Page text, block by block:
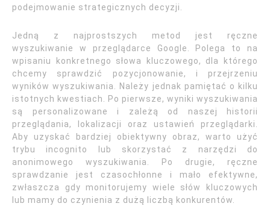
podejmowanie strategicznych decyzji.
Jedną z najprostszych metod jest ręczne
wyszukiwanie w przeglądarce Google. Polega to na
wpisaniu konkretnego słowa kluczowego, dla którego
chcemy sprawdzić pozycjonowanie, i przejrzeniu
wyników wyszukiwania. Należy jednak pamiętać o kilku
istotnych kwestiach. Po pierwsze, wyniki wyszukiwania
są personalizowane i zależą od naszej historii
przeglądania, lokalizacji oraz ustawień przeglądarki.
Aby uzyskać bardziej obiektywny obraz, warto użyć
trybu incognito lub skorzystać z narzędzi do
anonimowego wyszukiwania. Po drugie, ręczne
sprawdzanie jest czasochłonne i mało efektywne,
zwłaszcza gdy monitorujemy wiele słów kluczowych
lub mamy do czynienia z dużą liczbą konkurentów.